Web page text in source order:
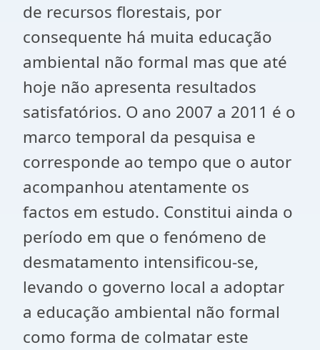
de recursos florestais, por
consequente há muita educação
ambiental não formal mas que até
hoje não apresenta resultados
satisfatórios. O ano 2007 a 2011 é o
marco temporal da pesquisa e
corresponde ao tempo que o autor
acompanhou atentamente os
factos em estudo. Constitui ainda o
período em que o fenómeno de
desmatamento intensificou-se,
levando o governo local a adoptar
a educação ambiental não formal
como forma de colmatar este